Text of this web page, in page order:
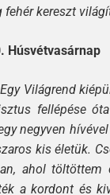
fehér kereszt
Húsvétvasárnap
Világrend
fellépése
negyven
kis életük.
ahol töltöttem
a kordont és